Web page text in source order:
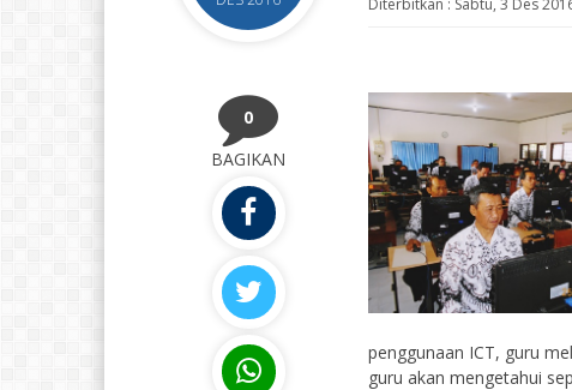
Diterbitkan : Sabtu, 3 Des
0
BAGIKAN
penggunaan ICT, guru
guru akan mengetahui